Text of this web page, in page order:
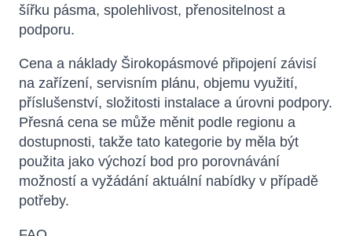
šířku pásma, spolehlivost, přenositelnost a
podporu.
Cena a náklady Širokopásmové připojení závisí
na zařízení, servisním plánu, objemu využití,
příslušenství, složitosti instalace a úrovni podpory.
Přesná cena se může měnit podle regionu a
dostupnosti, takže tato kategorie by měla být
použita jako výchozí bod pro porovnávání
možností a vyžádání aktuální nabídky v případě
potřeby.